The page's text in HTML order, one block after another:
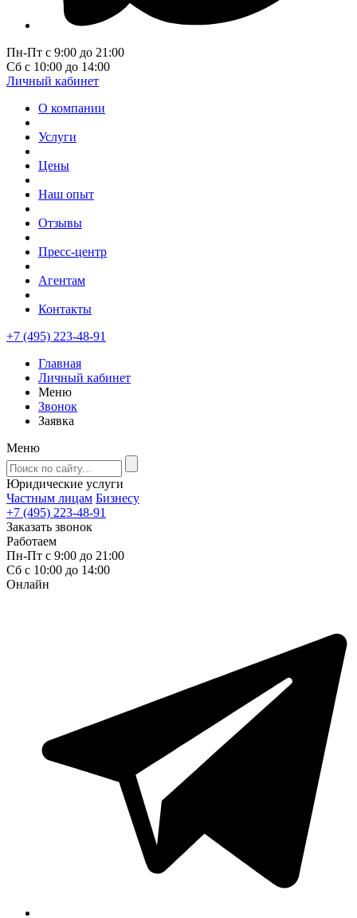
Пн-Пт с 9:00 до 21:00
Сб с 10:00 до 14:00
Личный кабинет
О компании
Услуги
Цены
Наш опыт
Отзывы
Пресс-центр
Агентам
Контакты
+7 (495) 223-48-91
Главная
Личный кабинет
Меню
Звонок
Заявка
Меню
Юридические услуги
Частным лицам Бизнесу
+7 (495) 223-48-91
Заказать звонок
Работаем
Пн-Пт с 9:00 до 21:00
Сб с 10:00 до 14:00
Онлайн